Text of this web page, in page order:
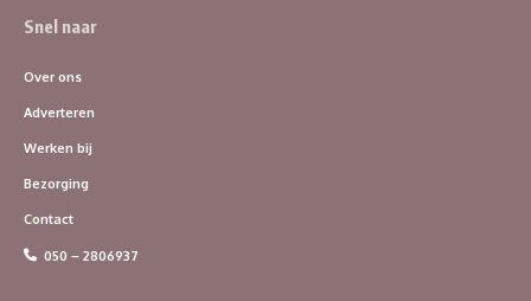
Snel naar
Over ons
Adverteren
Werken bij
Bezorging
Contact
050 – 2806937